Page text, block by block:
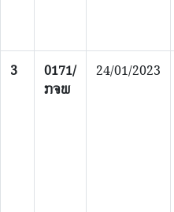
3
0171/
ກຈພ
24/01/2023